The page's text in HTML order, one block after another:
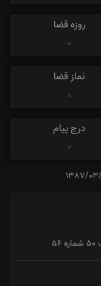
روزه قضا
0
نماز قضا
0
درج پیام
0